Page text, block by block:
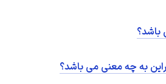
باشد؟
به چه معنی می باشد؟